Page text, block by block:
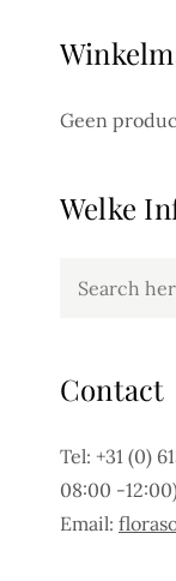
Geen
Welke
Contact
Tel: +31 (0)
08:00 -
Email: